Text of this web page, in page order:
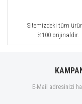
Sitemizdeki tüm
%100 orijinaldir.
E-Mail adresinizi